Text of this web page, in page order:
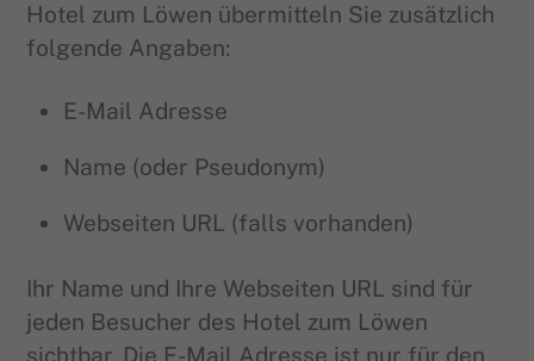
Hotel zum Löwen übermitteln Sie zusätzlich
folgende Angaben:
E-Mail Adresse
Name (oder Pseudonym)
Webseiten URL (falls vorhanden)
Ihr Name und Ihre Webseiten URL sind für
jeden Besucher des Hotel zum Löwen
sichtbar. Die E-Mail Adresse ist nur für den